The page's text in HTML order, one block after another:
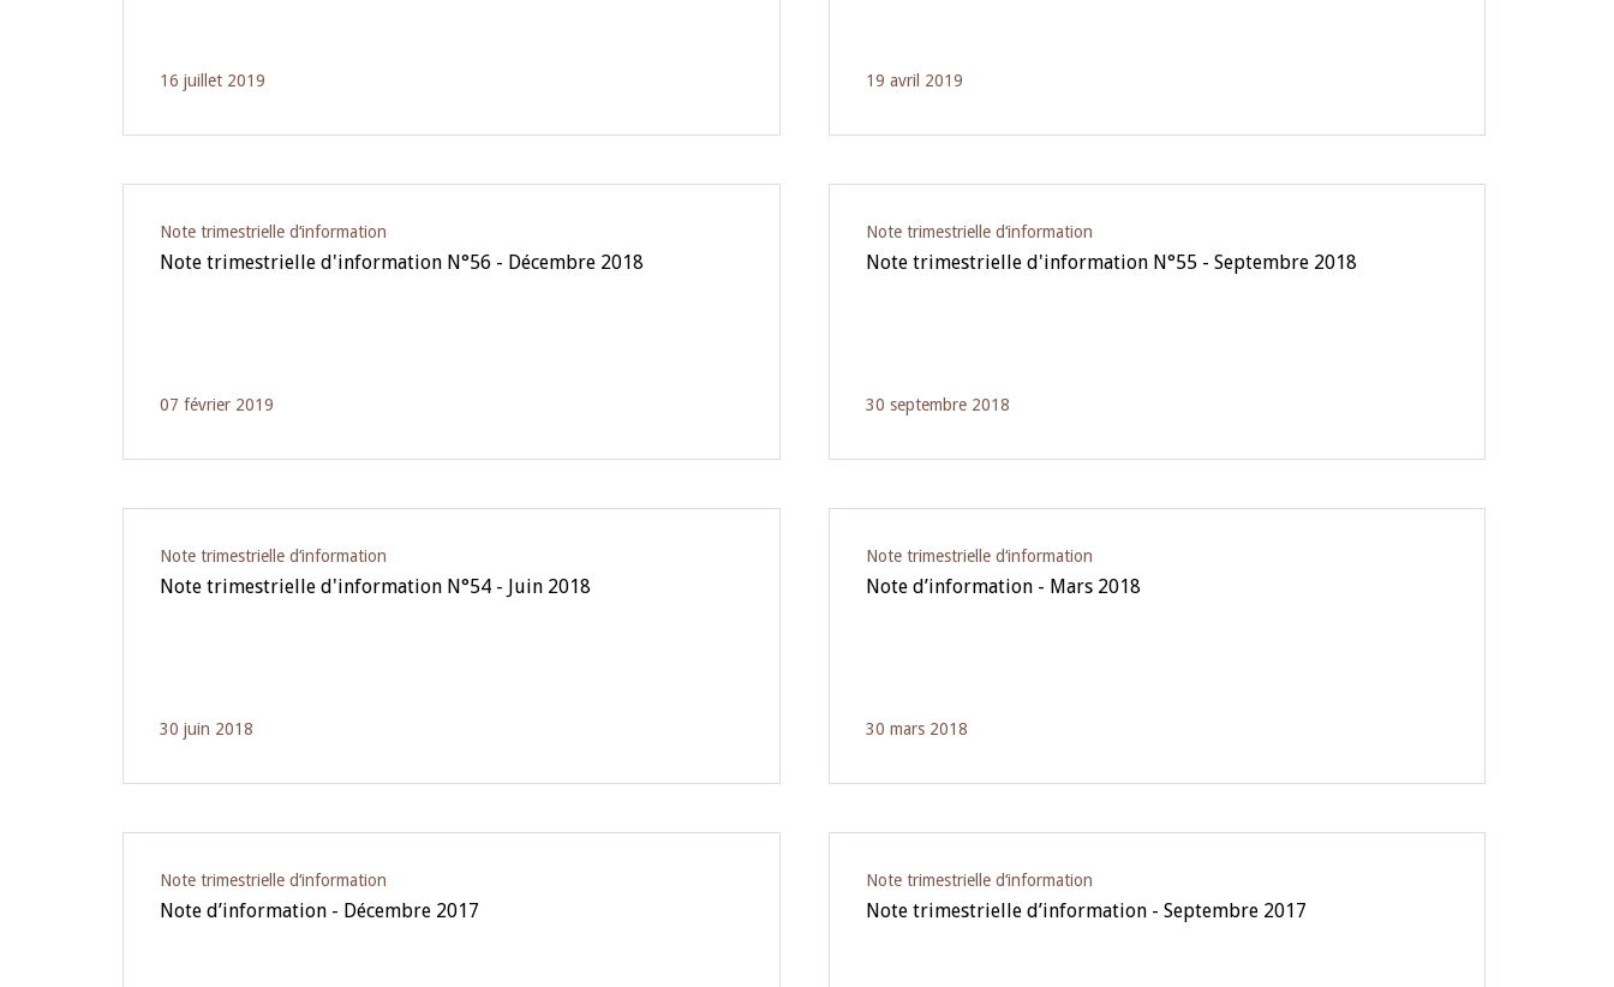
16 juillet 2019 19 avril 2019
Note trimestrielle d‘information
Note trimestrielle d'information N°56 - Décembre 2018
07 février 2019
Note trimestrielle d‘information
Note trimestrielle d'information N°55 - Septembre 2018
30 septembre 2018
Note trimestrielle d‘information
Note trimestrielle d'information N°54 - Juin 2018
30 juin 2018
Note trimestrielle d‘information
Note d’information - Mars 2018
30 mars 2018
Note trimestrielle d‘information
Note d’information - Décembre 2017
Note trimestrielle d‘information
Note trimestrielle d’information - Septembre 2017